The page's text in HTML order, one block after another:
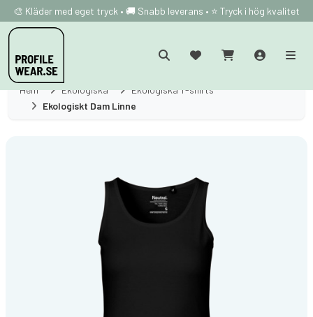
🎨 Kläder med eget tryck • 🚚 Snabb leverans • ⭐ Tryck i hög kvalitet
Hem Ekologiska
Ekologiska T-shirts
Ekologiskt Dam Linne